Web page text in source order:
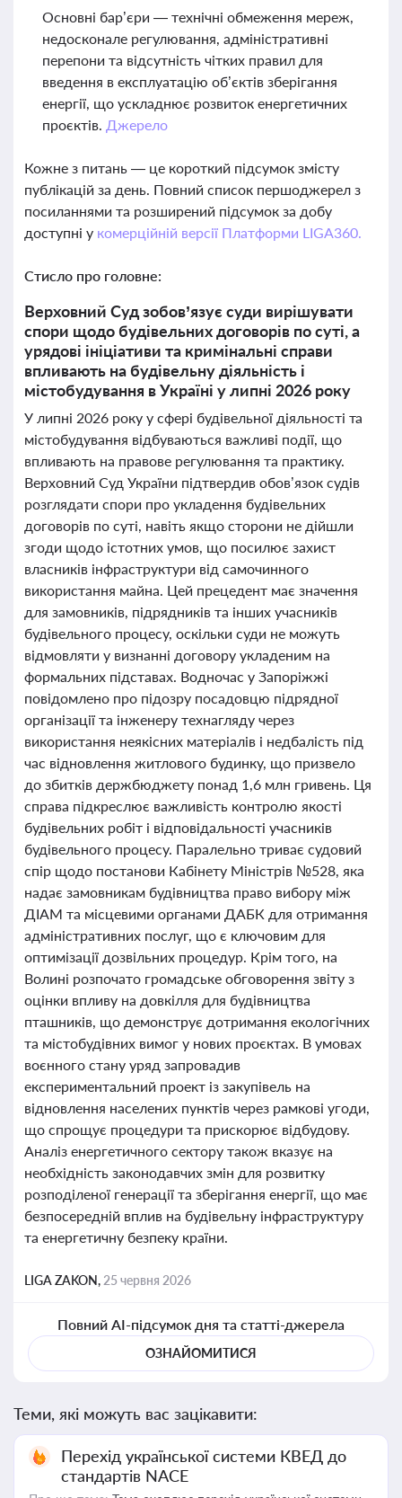
Основні бар’єри — технічні обмеження мереж,
недосконале регулювання, адміністративні
перепони та відсутність чітких правил для
введення в експлуатацію об’єктів зберігання
енергії, що ускладнює розвиток енергетичних
проєктів. Джерело
Кожне з питань — це короткий підсумок змісту
публікацій за день. Повний список першоджерел з
посиланнями та розширений підсумок за добу
доступні у комерційній версії Платформи LIGA360.
Стисло про головне:
Верховний Суд зобов’язує суди вирішувати
спори щодо будівельних договорів по суті, а
урядові ініціативи та кримінальні справи
впливають на будівельну діяльність і
містобудування в Україні у липні 2026 року
У липні 2026 року у сфері будівельної діяльності та
містобудування відбуваються важливі події, що
впливають на правове регулювання та практику.
Верховний Суд України підтвердив обов’язок судів
розглядати спори про укладення будівельних
договорів по суті, навіть якщо сторони не дійшли
згоди щодо істотних умов, що посилює захист
власників інфраструктури від самочинного
використання майна. Цей прецедент має значення
для замовників, підрядників та інших учасників
будівельного процесу, оскільки суди не можуть
відмовляти у визнанні договору укладеним на
формальних підставах. Водночас у Запоріжжі
повідомлено про підозру посадовцю підрядної
організації та інженеру технагляду через
використання неякісних матеріалів і недбалість під
час відновлення житлового будинку, що призвело
до збитків держбюджету понад 1,6 млн гривень. Ця
справа підкреслює важливість контролю якості
будівельних робіт і відповідальності учасників
будівельного процесу. Паралельно триває судовий
спір щодо постанови Кабінету Міністрів №528, яка
надає замовникам будівництва право вибору між
ДІАМ та місцевими органами ДАБК для отримання
адміністративних послуг, що є ключовим для
оптимізації дозвільних процедур. Крім того, на
Волині розпочато громадське обговорення звіту з
оцінки впливу на довкілля для будівництва
пташників, що демонструє дотримання екологічних
та містобудівних вимог у нових проєктах. В умовах
воєнного стану уряд запровадив
експериментальний проект із закупівель на
відновлення населених пунктів через рамкові угоди,
що спрощує процедури та прискорює відбудову.
Аналіз енергетичного сектору також вказує на
необхідність законодавчих змін для розвитку
розподіленої генерації та зберігання енергії, що має
безпосередній вплив на будівельну інфраструктуру
та енергетичну безпеку країни.
LIGA ZAKON, 25 червня 2026
Повний AI-підсумок дня та статті-джерела
ОЗНАЙОМИТИСЯ
Теми, які можуть вас зацікавити:
Перехід української системи КВЕД до
стандартів NACE